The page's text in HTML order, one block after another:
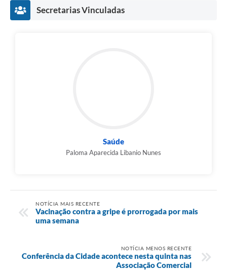
Secretarias Vinculadas
Saúde
Paloma Aparecida Libanio Nunes
NOTÍCIA MAIS RECENTE
Vacinação contra a gripe é prorrogada por mais
uma semana
NOTÍCIA MENOS RECENTE
Conferência da Cidade acontece nesta quinta nas
Associação Comercial